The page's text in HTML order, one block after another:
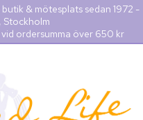
& mötesplats sedan 1972 -
Stockholm
ordersumma över 650 kr